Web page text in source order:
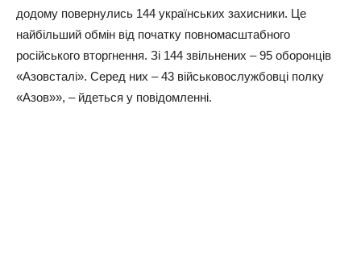
додому повернулись 144 українських захисники. Це
найбільший обмін від початку повномасштабного
російського вторгнення. Зі 144 звільнених – 95 оборонців
«Азовсталі». Серед них – 43 військовослужбовці полку
«Азов»», – йдеться у повідомленні.